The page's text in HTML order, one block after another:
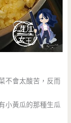
不會太酸苦，反而
小黃瓜的那種生瓜